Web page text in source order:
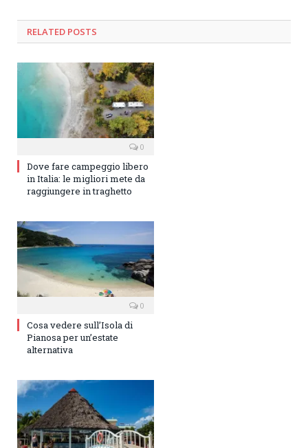
RELATED POSTS
0
Dove fare campeggio libero
in Italia: le migliori mete da
raggiungere in traghetto
0
Cosa vedere sull’Isola di
Pianosa per un’estate
alternativa